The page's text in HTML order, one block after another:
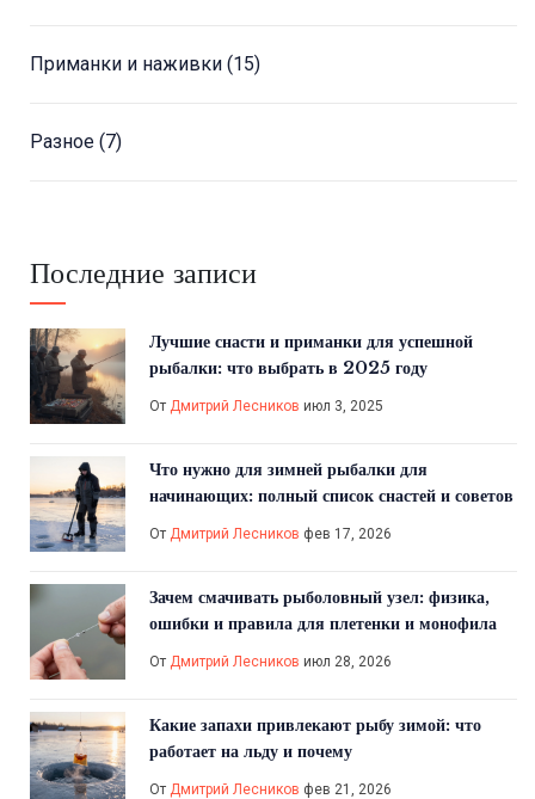
Приманки и наживки (15)
Разное (7)
Последние записи
Лучшие снасти и приманки для успешной
рыбалки: что выбрать в 2025 году
От Дмитрий Лесников июл 3, 2025
Что нужно для зимней рыбалки для
начинающих: полный список снастей и советов
От Дмитрий Лесников фев 17, 2026
Зачем смачивать рыболовный узел: физика,
ошибки и правила для плетенки и монофила
От Дмитрий Лесников июл 28, 2026
Какие запахи привлекают рыбу зимой: что
работает на льду и почему
От Дмитрий Лесников фев 21, 2026